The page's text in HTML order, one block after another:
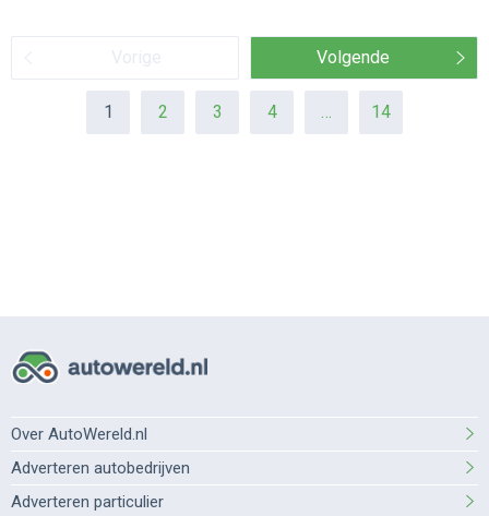
1 2 3 4 … 14
Volgende
Over AutoWereld.nl
Adverteren autobedrijven
Adverteren particulier